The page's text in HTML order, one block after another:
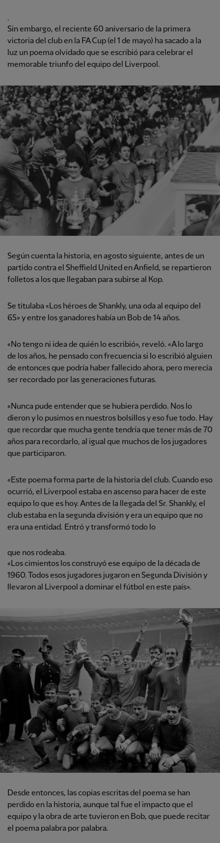
.
Sin embargo, el reciente 60 aniversario de la primera
victoria del club en la FA Cup (el 1 de mayo) ha sacado a la
luz un poema olvidado que se escribió para celebrar el
memorable triunfo del equipo del Liverpool.
Según cuenta la historia, en agosto siguiente, antes de un
partido contra el Sheffield United en Anfield, se repartieron
folletos a los que llegaban para subirse al Kop.
Se titulaba «Los héroes de Shankly, una oda al equipo del
65» y entre los ganadores había un Bob de 14 años.
«No tengo ni idea de quién lo escribió», reveló. «A lo largo
de los años, he pensado con frecuencia si lo escribió alguien
de entonces que podría haber fallecido ahora, pero merecía
ser recordado por las generaciones futuras.
«Nunca pude entender que se hubiera perdido. Nos lo
dieron y lo pusimos en nuestros bolsillos y eso fue todo. Hay
que recordar que mucha gente tendría que tener más de 70
años para recordarlo, al igual que muchos de los jugadores
que participaron.
«Este poema forma parte de la historia del club. Cuando eso
ocurrió, el Liverpool estaba en ascenso para hacer de este
equipo lo que es hoy. Antes de la llegada del Sr. Shankly, el
club estaba en la segunda división y era un equipo que no
era una entidad. Entró y transformó todo lo
que nos rodeaba.
«Los cimientos los construyó ese equipo de la década de
1960. Todos esos jugadores jugaron en Segunda División y
llevaron al Liverpool a dominar el fútbol en este país».
Desde entonces, las copias escritas del poema se han
perdido en la historia, aunque tal fue el impacto que el
equipo y la obra de arte tuvieron en Bob, que puede recitar
el poema palabra por palabra.